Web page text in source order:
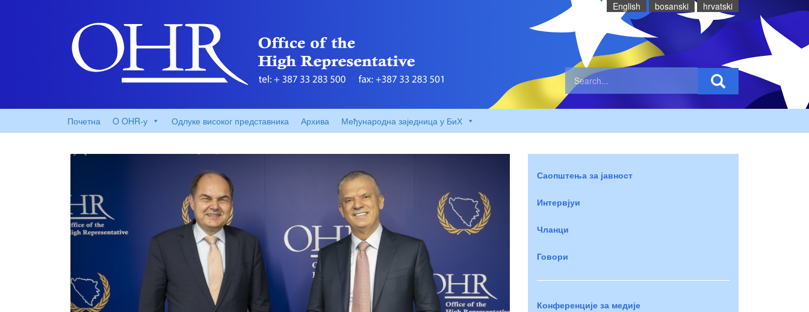
English bosanski hrvatski
Почетна O OHR-у Одлуке високог представника Архива Међународна заједница у БиХ
Саопштења за јавност
Интервјуи
Чланци
Говори
Конференције за медије